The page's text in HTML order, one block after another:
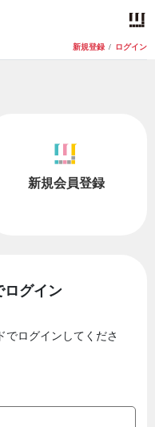
新規登録 / ログイン
新規会員登録
ログイン
でログインしてくださ